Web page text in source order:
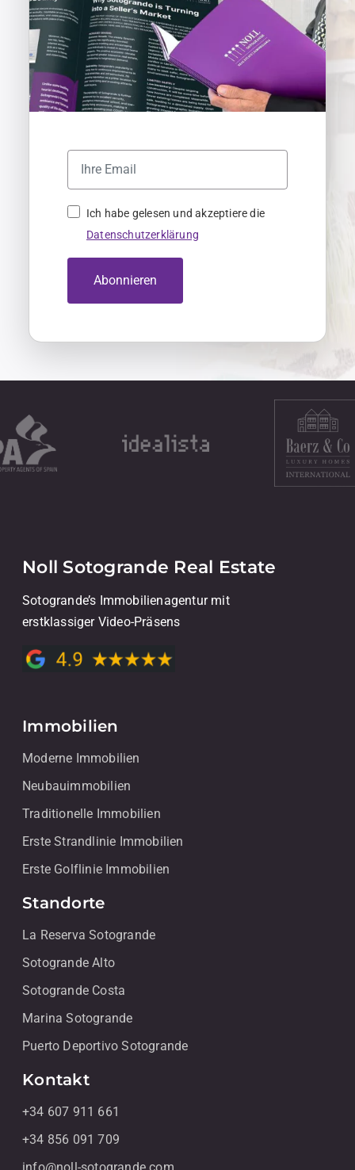
Ich habe gelesen und akzeptiere die
Datenschutzerklärung
Abonnieren
Noll Sotogrande Real Estate
Sotogrande’s Immobilienagentur mit
erstklassiger Video-Präsens
Immobilien
Moderne Immobilien
Neubauimmobilien
Traditionelle Immobilien
Erste Strandlinie Immobilien
Erste Golflinie Immobilien
Standorte
La Reserva Sotogrande
Sotogrande Alto
Sotogrande Costa
Marina Sotogrande
Puerto Deportivo Sotogrande
Kontakt
+34 607 911 661
+34 856 091 709